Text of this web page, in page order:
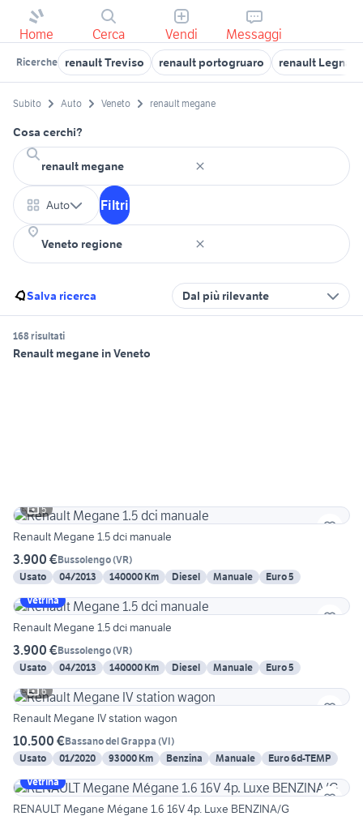
Home Cerca Vendi Messaggi
Ricerche renault Treviso renault portogruaro renault
Subito Auto Veneto renault megane
Cosa cerchi?
Auto Filtri
Salva ricerca Dal più rilevante
168 risultati
Renault megane in Veneto
5
Renault Megane 1.5 dci manuale
3.900 €Bussolengo(VR)
Usato
04/2013 140000 Km Diesel Manuale
Euro 5
Vetrina
Renault Megane 1.5 dci manuale
3.900 €Bussolengo(VR)
Usato
04/2013 140000 Km Diesel Manuale
Euro 5
6
Renault Megane IV station wagon
10.500 €Bassano del Grappa (VI)
Usato
01/2020 93000 Km Benzina Manuale
Euro 6d-TEMP
Vetrina
RENAULT Megane Mégane 1.6 16V 4p. Luxe BENZINA/G